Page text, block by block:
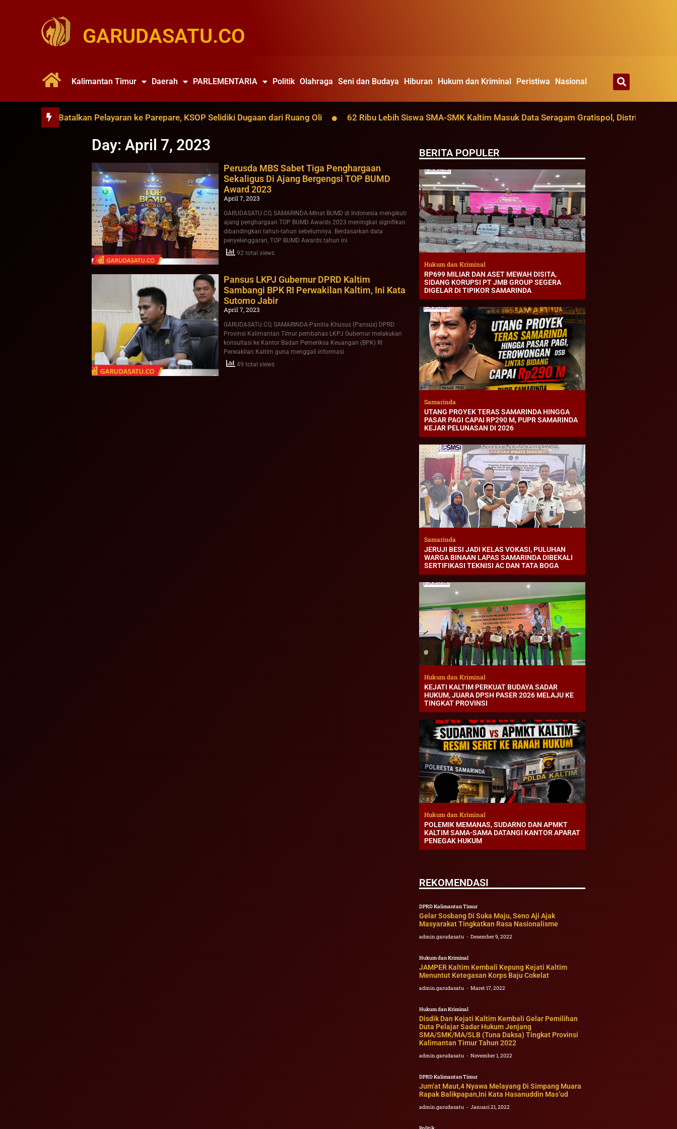
GARUDASATU.CO
Kalimantan Timur Daerah PARLEMENTARIA Politik Olahraga Seni dan Budaya Hiburan Hukum dan Kriminal Peristiwa Nasional
Soya Batalkan Pelayaran ke Parepare, KSOP Selidiki Dugaan dari Ruang Oli 62 Ribu Lebih Siswa SMA-SMK Kaltim Masuk Data Seragam Gratispol, Distribusi Ditarget
Day: April 7, 2023
Perusda MBS Sabet Tiga Penghargaan
Sekaligus Di Ajang Bergengsi TOP BUMD
Award 2023
April 7, 2023
GARUDASATU.CO, SAMARINDA-Minat BUMD di Indonesia mengikuti
ajang penghargaan TOP BUMD Awards 2023 meningkat signifikan
dibandingkan tahun-tahun sebelumnya. Berdasarkan data
penyelenggaran, TOP BUMD Awards tahun ini
92 total views
Pansus LKPJ Gubernur DPRD Kaltim
Sambangi BPK RI Perwakilan Kaltim, Ini Kata
Sutomo Jabir
April 7, 2023
GARUDASATU.CO, SAMARINDA-Panitia Khusus (Pansus) DPRD
Provinsi Kalimantan Timur pembahas LKPJ Gubernur melakukan
konsultasi ke Kantor Badan Pemeriksa Keuangan (BPK) RI
Perwakilan Kaltim guna menggali informasi
49 total views
BERITA POPULER
Hukum dan Kriminal
RP699 MILIAR DAN ASET MEWAH DISITA,
SIDANG KORUPSI PT JMB GROUP SEGERA
DIGELAR DI TIPIKOR SAMARINDA
Samarinda
UTANG PROYEK TERAS SAMARINDA HINGGA
PASAR PAGI CAPAI RP290 M, PUPR SAMARINDA
KEJAR PELUNASAN DI 2026
Samarinda
JERUJI BESI JADI KELAS VOKASI, PULUHAN
WARGA BINAAN LAPAS SAMARINDA DIBEKALI
SERTIFIKASI TEKNISI AC DAN TATA BOGA
Hukum dan Kriminal
KEJATI KALTIM PERKUAT BUDAYA SADAR
HUKUM, JUARA DPSH PASER 2026 MELAJU KE
TINGKAT PROVINSI
Hukum dan Kriminal
POLEMIK MEMANAS, SUDARNO DAN APMKT
KALTIM SAMA-SAMA DATANGI KANTOR APARAT
PENEGAK HUKUM
REKOMENDASI
DPRD Kalimantan Timur
Gelar Sosbang Di Suka Maju, Seno Aji Ajak
Masyarakat Tingkatkan Rasa Nasionalisme
admin.garudasatu Desember 9, 2022
Hukum dan Kriminal
JAMPER Kaltim Kembali Kepung Kejati Kaltim
Menuntut Ketegasan Korps Baju Cokelat
admin.garudasatu Maret 17, 2022
Hukum dan Kriminal
Disdik Dan Kejati Kaltim Kembali Gelar Pemilihan
Duta Pelajar Sadar Hukum Jenjang
SMA/SMK/MA/SLB (Tuna Daksa) Tingkat Provinsi
Kalimantan Timur Tahun 2022
admin.garudasatu November 1, 2022
DPRD Kalimantan Timur
Jum’at Maut,4 Nyawa Melayang Di Simpang Muara
Rapak Balikpapan,Ini Kata Hasanuddin Mas’ud
admin.garudasatu Januari 21, 2022